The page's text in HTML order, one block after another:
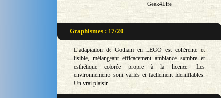
Geek4Life
Graphismes : 17/20
L’adaptation de Gotham en LEGO est cohérente et
lisible, mélangeant efficacement ambiance sombre et
esthétique colorée propre à la licence. Les
environnements sont variés et facilement identifiables.
Un vrai plaisir !